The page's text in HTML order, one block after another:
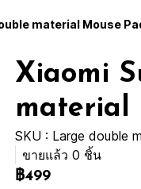
material Mouse
Xiaomi
material
SKU : Large double
ขายแล้ว 0 ชิ้น
฿499